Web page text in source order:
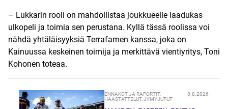
– Lukkarin rooli on mahdollistaa joukkueelle laadukas
ulkopeli ja toimia sen perustana. Kyllä tässä roolissa voi
nähdä yhtäläisyyksiä Terrafamen kanssa, joka on
Kainuussa keskeinen toimija ja merkittävä vientiyritys, Toni
Kohonen toteaa.
ENNAKOT JA RAPORTIT,
HAASTATTELUT,JYMYJUTUT
8.8.2026